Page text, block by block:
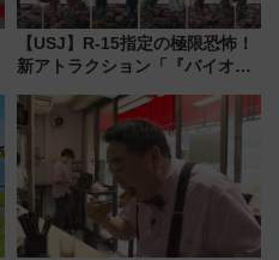
【USJ】R-15指定の極限恐怖！
新アトラクション「『バイオハ
ブ」今秋登場 ―予測不能の恐
怖に泣き叫べ―